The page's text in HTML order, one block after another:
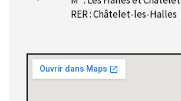
RER : Châtelet-les-Halles